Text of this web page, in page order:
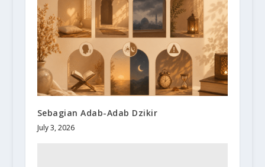
Sebagian Adab-Adab Dzikir
July 3, 2026